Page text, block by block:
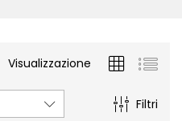
Visualizzazione
Filtri